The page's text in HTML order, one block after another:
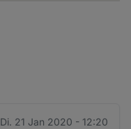
Di. 21 Jan 2020 - 12:20